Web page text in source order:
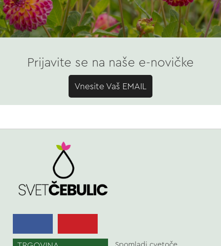
Prijavite se na naše e-novičke
Vnesite Vaš EMAIL